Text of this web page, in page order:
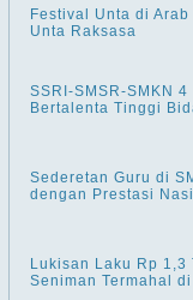
Festival Unta di
Unta Raksasa
SSRI-SMSR-SMKN
Bertalenta Tinggi
Sederetan Guru di
dengan Prestasi
Lukisan Laku Rp
Seniman Termahal